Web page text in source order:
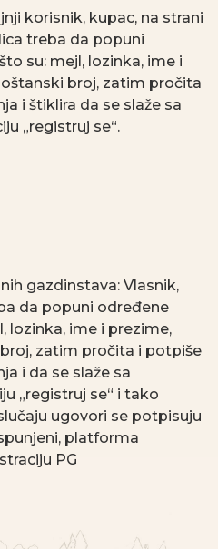
korisnik, kupac, na strani
treba da popuni
su: mejl, lozinka, ime i
broj, zatim pročita
i štiklira da se slaže sa
„registruj se“.
gazdinstava: Vlasnik,
da popuni određene
lozinka, ime i prezime,
zatim pročita i potpiše
i da se slaže sa
„registruj se“ i tako
ugovori se potpisuju
platforma
PG